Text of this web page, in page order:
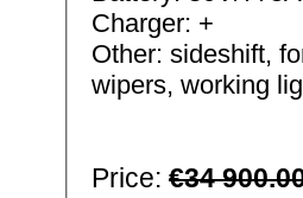
Charger: +
Other: sideshift,
wipers, working
Price: €34